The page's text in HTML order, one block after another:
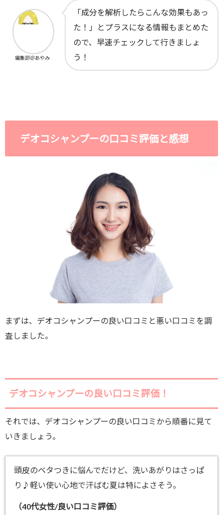
「成分を解析したらこんな効果もあっ
た！」とプラスになる情報もまとめた
ので、早速チェックして行きましょ
う！
編集部＠あやみ
デオコシャンプーの口コミ評価と感想
まずは、デオコシャンプーの良い口コミと悪い口コミを調
査しました。
デオコシャンプーの良い口コミ評価！
それでは、デオコシャンプーの良い口コミから順番に見て
いきましょう。
頭皮のベタつきに悩んでだけど、洗いあがりはさっぱ
り♪軽い使い心地で汗ばむ夏は特によさそう。
（40代女性/良い口コミ評価）